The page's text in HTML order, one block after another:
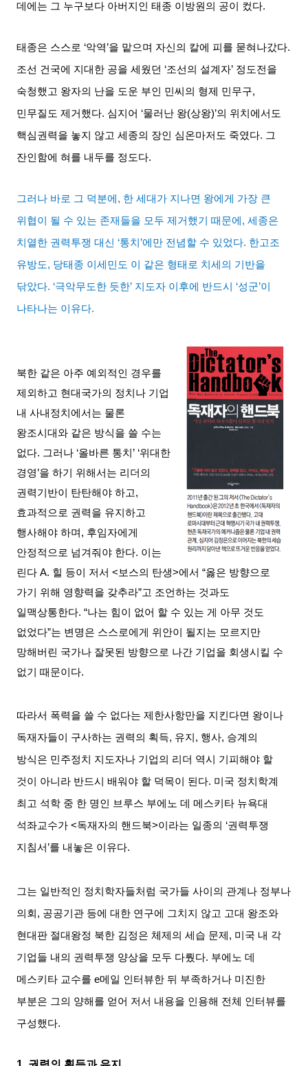
데에는 그 누구보다 아버지인 태종 이방원의 공이 컸다.
태종은 스스로 ‘악역’을 맡으며 자신의 칼에 피를 묻혀나갔다.
조선 건국에 지대한 공을 세웠던 ‘조선의 설계자’ 정도전을
숙청했고 왕자의 난을 도운 부인 민씨의 형제 민무구,
민무질도 제거했다. 심지어 ‘물러난 왕(상왕)’의 위치에서도
핵심권력을 놓지 않고 세종의 장인 심온마저도 죽였다. 그
잔인함에 혀를 내두를 정도다.
그러나 바로 그 덕분에 , 한 세대가 지나면 왕에게 가장 큰
위협이 될 수 있는 존재들을 모두 제거했기 때문에 ,세종은
치열한 권력투쟁 대신 ‘통치 ’에만 전념할 수 있었다. 한고조
유방도, 당태종 이세민도 이 같은 형태로 치세의 기반을
닦았다. ‘극악무도한 듯한’ 지도자 이후에 반드시 ‘성군’이
나타나는 이유다.
북한 같은 아주 예외적인 경우를
제외하고 현대국가의 정치나 기업
내 사내정치에서는 물론
왕조시대와 같은 방식을 쓸 수는
없다. 그러나 ‘올바른 통치 ’ ‘위대한
경영’을 하기 위해서는 리더의
권력기반이 탄탄해야 하고,
효과적으로 권력을 유지하고
행사해야 하며 , 후임자에게
안정적으로 넘겨줘야 한다. 이는
린다 A. 힐 등이 저서 <보스의 탄생>에서 “옳은 방향으로
가기 위해 영향력을 갖추라”고 조언하는 것과도
일맥상통한다. “나는 힘이 없어 할 수 있는 게 아무 것도
없었다”는 변명은 스스로에게 위안이 될지는 모르지만
망해버린 국가나 잘못된 방향으로 나간 기업을 회생시킬 수
없기 때문이다.
따라서 폭력을 쓸 수 없다는 제한사항만을 지킨다면 왕이나
독재자들이 구사하는 권력의 획득, 유지 , 행사, 승계의
방식은 민주정치 지도자나 기업의 리더 역시 기피해야 할
것이 아니라 반드시 배워야 할 덕목이 된다. 미국 정치학계
최고 석학 중 한 명인 브루스 부에노 데 메스키타 뉴욕대
석좌교수가 <독재자의 핸드북>이라는 일종의 ‘권력투쟁
지침서 ’를 내놓은 이유다.
그는 일반적인 정치학자들처럼 국가들 사이의 관계나 정부나
의회 , 공공기관 등에 대한 연구에 그치지 않고 고대 왕조와
현대판 절대왕정 북한 김정은 체제의 세습 문제 , 미국 내 각
기업들 내의 권력투쟁 양상을 모두 다뤘다. 부에노 데
메스키타 교수를 e메일 인터뷰한 뒤 부족하거나 미진한
부분은 그의 양해를 얻어 저서 내용을 인용해 전체 인터뷰를
구성했다.